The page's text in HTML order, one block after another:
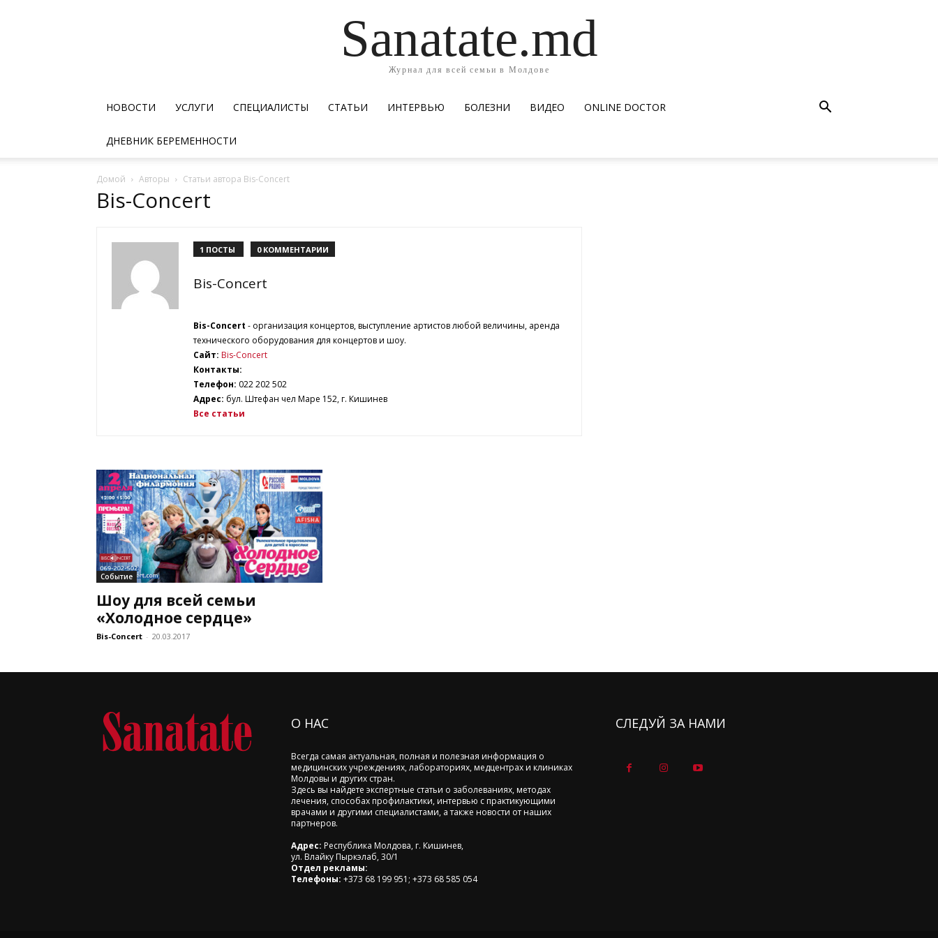
Sanatate.md
Журнал для всей семьи в Молдове
НОВОСТИ УСЛУГИ СПЕЦИАЛИСТЫ СТАТЬИ ИНТЕРВЬЮ БОЛЕЗНИ ВИДЕО ОNLINE DOCTOR
ДНЕВНИК БЕРЕМЕННОСТИ
Домой Авторы Статьи автора Bis-Concert
Bis-Concert
1 ПОСТЫ 0 КОММЕНТАРИИ
Bis-Concert
Bis-Concert - организация концертов, выступление артистов любой величины, аренда
технического оборудования для концертов и шоу.
Сайт: Bis-Concert
Контакты:
Телефон: 022 202 502
Адрес: бул. Штефан чел Маре 152, г. Кишинев
Все статьи
Событие
Шоу для всей семьи
«Холодное сердце»
Bis-Concert - 20.03.2017
О НАС
Всегда самая актуальная, полная и полезная информация о
медицинских учреждениях, лабораториях, медцентрах и клиниках
Молдовы и других стран.
Здесь вы найдете экспертные статьи о заболеваниях, методах
лечения, способах профилактики, интервью с практикующими
врачами и другими специалистами, а также новости от наших
партнеров.
Адрес: Республика Молдова, г. Кишинев,
ул. Влайку Пыркэлаб, 30/1
Отдел рекламы:
Телефоны: +373 68 199 951; +373 68 585 054
СЛЕДУЙ ЗА НАМИ